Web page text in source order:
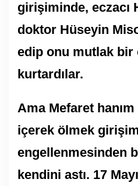
girişiminde, eczacı
doktor Hüseyin
edip onu mutlak bir
kurtardılar.
Ama Mefaret hanım
içerek ölmek
engellenmesinden
kendini astı. 17